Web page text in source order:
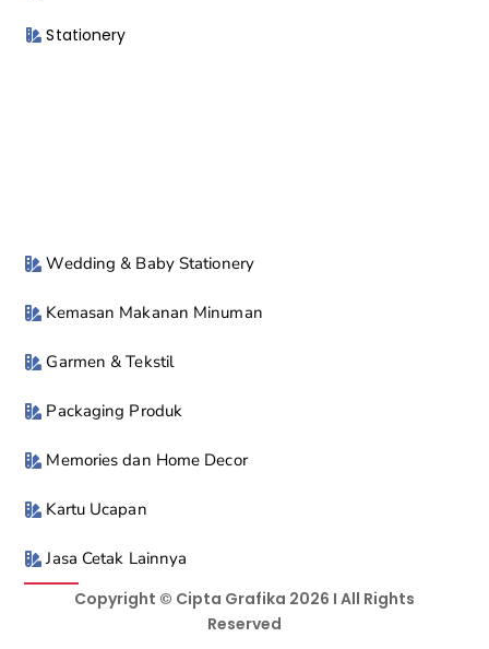
Stationery
Wedding & Baby Stationery
Kemasan Makanan Minuman
Garmen & Tekstil
Packaging Produk
Memories dan Home Decor
Kartu Ucapan
Jasa Cetak Lainnya
Copyright © Cipta Grafika 2026 I All Rights
Reserved